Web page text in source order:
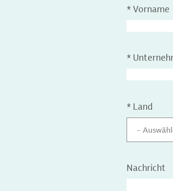
*Vorname
*
* Land
-
Nachricht